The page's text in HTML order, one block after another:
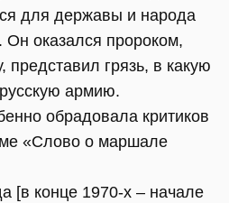
для державы и народа
Он оказался пророком,
грязь, в какую
армию.
обрадовала критиков
«Слово о маршале
[в конце 1970-х – начале